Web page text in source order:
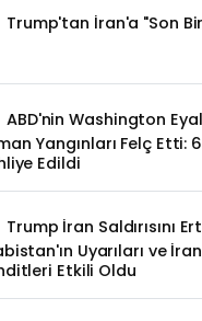
Trump'tan İran'a "Son
ABD'nin Washington
Yangınları Felç Etti:
Edildi
Trump İran Saldırısını
Uyarıları ve
Etkili Oldu